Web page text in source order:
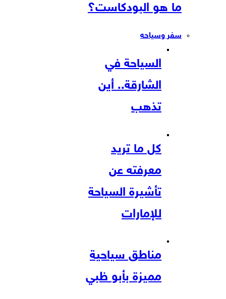
ما هو البودكاست؟
سفر وسياحه
السياحة في
الشارقة.. أين
تذهب
كل ما تريد
معرفته عن
تأشيرة السياحة
للإمارات
مناطق سياحية
مميزة بأبو ظبي